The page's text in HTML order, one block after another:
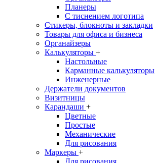
Планеры
С тиснением логотипа
Стикеры, блокноты и закладки
Товары для офиса и бизнеса
Органайзеры
Калькуляторы +
Настольные
Карманные калькуляторы
Инженерные
Держатели документов
Визитницы
Карандаши +
Цветные
Простые
Механические
Для рисования
Маркеры +
Для рисования